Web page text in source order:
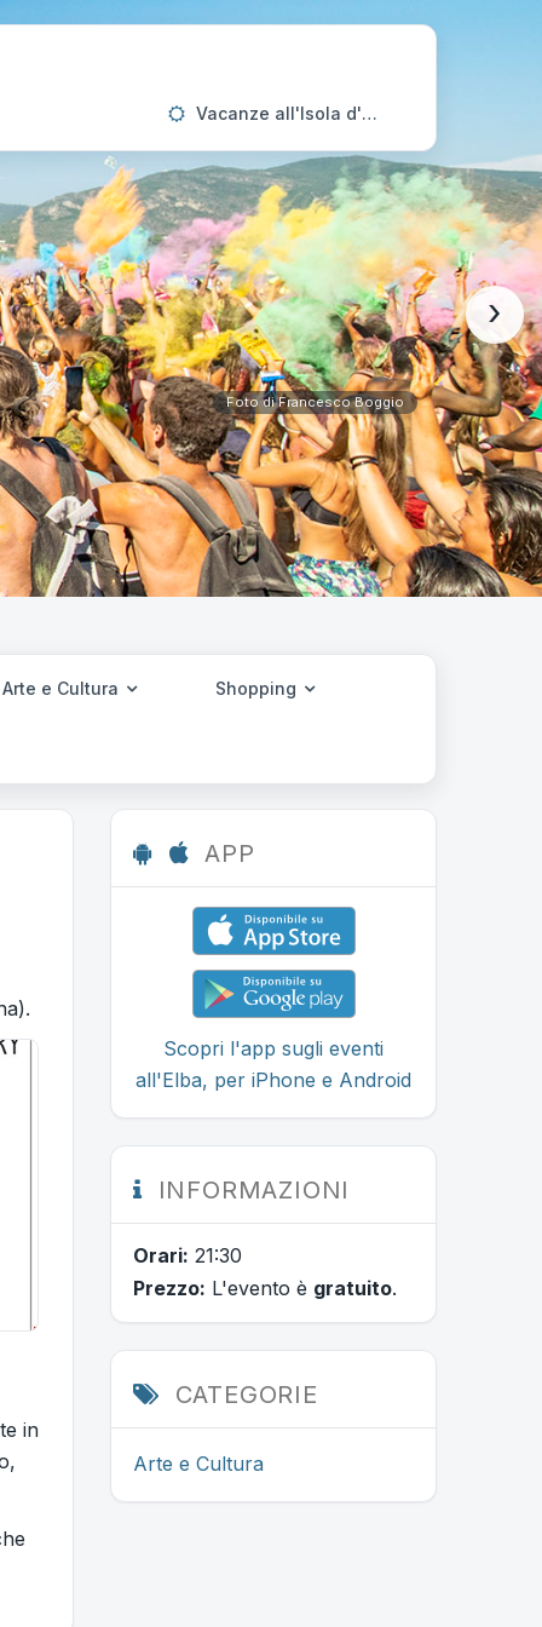
Vacanze all'Isola d'Elba
Foto di Francesco Boggio
›
Arte e Cultura Shopping
in
APP
Scopri l'app sugli eventi
all'Elba, per iPhone e Android
INFORMAZIONI
Orari: 21:30
Prezzo: L'evento è gratuito.
CATEGORIE
Arte e Cultura